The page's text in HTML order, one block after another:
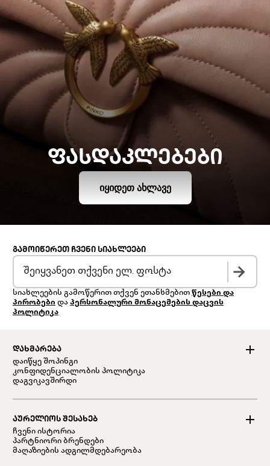
ᲤᲐᲡᲓᲐᲙᲚᲔᲑᲔᲑᲘ
ᲘᲧᲘᲓᲔᲗ ᲐᲮᲚᲐᲕᲔ
ᲓᲐᲮᲛᲐᲠᲔᲑᲐ
დაიწყე შოპინგი
კონფიდენციალობის პოლიტიკა
დაგვიკავშირდი
ᲐᲣᲠᲔᲚᲘᲝᲡ ᲨᲔᲡᲐᲮᲔᲑ
ჩვენი ისტორია
პარტნიორი ბრენდები
მაღაზიების ადგილმდებარეობა
ᲒᲐᲛᲝᲘᲬᲔᲠᲔᲗ ᲩᲕᲔᲜᲘ ᲡᲘᲐᲮᲚᲔᲔᲑᲘ
სიახლეების გამოწერით თქვენ ეთანხმებით წესები და
პირობები და პერსონალური მონაცემების დაცვის
პოლიტიკა